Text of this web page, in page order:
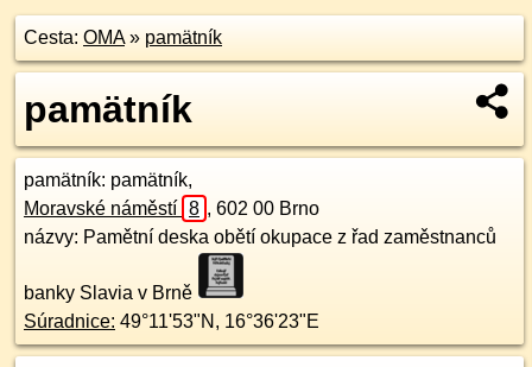
Cesta: OMA» pamätník
pamätník
pamätník: pamätník,
Moravské náměstí 8 , 602 00 Brno
názvy: Pamětní deska obětí okupace z řad zaměstnanců
banky Slavia v Brně
Súradnice: 49°11'53"N , 16°36'23"E